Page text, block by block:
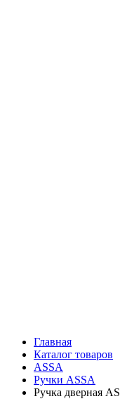
Главная
Каталог товаров
ASSA
Ручки ASSA
Ручка дверная